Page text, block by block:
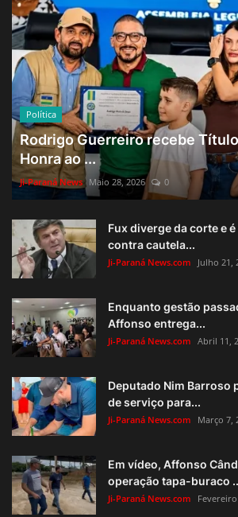
Política
Rodrigo Guerreiro recebe
Honra ao ...
Ji-Paraná News Maio 28, 2026 0
Fux diverge da corte e
contra cautela...
Ji-Paraná News.com Julho 21,
Enquanto gestão
Affonso entrega...
Ji-Paraná News.com Abril 11,
Deputado Nim Barroso
de serviço para...
Ji-Paraná News.com Março 7,
Em vídeo, Affonso
operação tapa-buraco
Ji-Paraná News.com